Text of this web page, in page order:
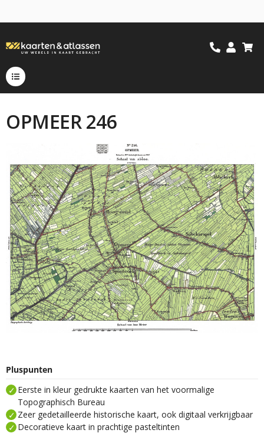
OPMEER 246
Pluspunten
Eerste in kleur gedrukte kaarten van het voormalige
Topographisch Bureau
Zeer gedetailleerde historische kaart, ook digitaal verkrijgbaar
Decoratieve kaart in prachtige pasteltinten